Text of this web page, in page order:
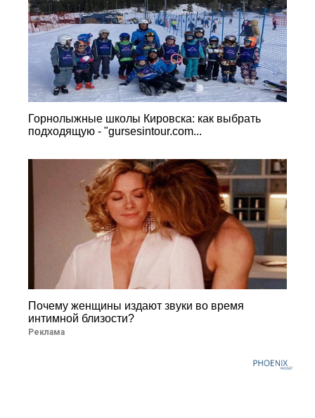
Горнолыжные школы Кировска: как выбрать
подходящую - "gursesintour.com...
Почему женщины издают звуки во время
интимной близости?
Реклама